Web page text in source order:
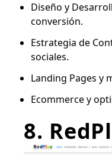
Diseño y
conversión.
Estrategia de
sociales.
Landing Pages y
Ecommerce y
8.